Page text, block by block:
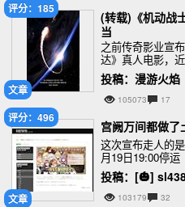
文章
评分：185
(转载)《机动战
当
之前传奇影业宣
达》真人电影，
失》(第3，4季)
•K•沃恩将执笔《
投稿：漫游火焰
105073 17
文章
评分：496
宫阙万间都做
这次宣布走人的
月19日19:00停运
投稿：[🎃]
103179 32